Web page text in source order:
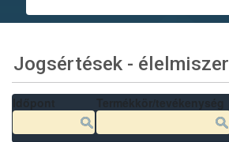
Jogsértések - élelmiszer